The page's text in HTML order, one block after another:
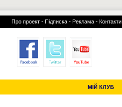
Про проект - Підписка - Реклама - Контакти
МІЙ КЛУБ
УСІ ТРАНСФЕРИ